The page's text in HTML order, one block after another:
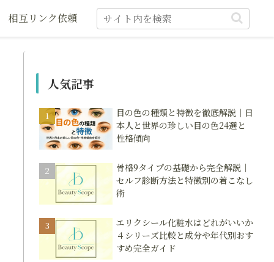
相互リンク依頼
人気記事
目の色の種類と特徴を徹底解説｜日
本人と世界の珍しい目の色24選と
性格傾向
骨格9タイプの基礎から完全解説｜
セルフ診断方法と特徴別の着こなし
術
エリクシール化粧水はどれがいいか
４シリーズ比較と成分や年代別おす
すめ完全ガイド